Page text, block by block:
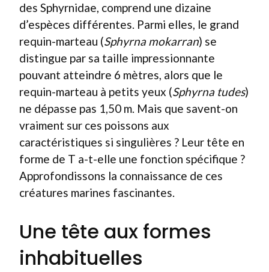
des Sphyrnidae, comprend une dizaine
d’espèces différentes. Parmi elles, le grand
requin-marteau (Sphyrna mokarran) se
distingue par sa taille impressionnante
pouvant atteindre 6 mètres, alors que le
requin-marteau à petits yeux (Sphyrna tudes)
ne dépasse pas 1,50 m. Mais que savent-on
vraiment sur ces poissons aux
caractéristiques si singulières ? Leur tête en
forme de T a-t-elle une fonction spécifique ?
Approfondissons la connaissance de ces
créatures marines fascinantes.
Une tête aux formes
inhabituelles